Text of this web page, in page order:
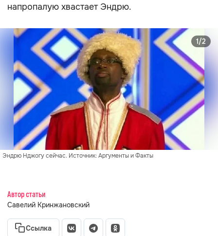
напропалую хвастает Эндрю.
Эндрю Нджогу сейчас. Источник: Аргументы и Факты
1/2
Автор статьи
Савелий Кринжановский
Ссылка